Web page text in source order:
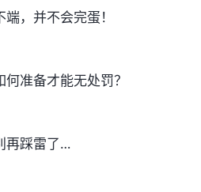
，并不会完蛋！
准备才能无处罚？
再踩雷了…